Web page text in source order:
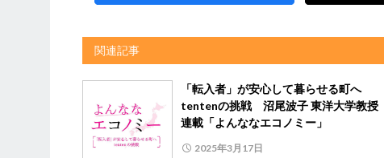
関連記事
「転入者」が安心して暮らせる町へ
tentenの挑戦 沼尾波子 東洋大学教授
連載「よんななエコノミー」
2025年3月17日